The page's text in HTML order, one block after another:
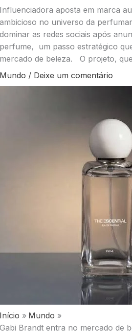
Influenciadora aposta em marca
ambicioso no universo da
dominar as redes sociais após
perfume, um passo estratégico
mercado de beleza. O projeto,
Mundo / Deixe um comentário
Início
Mundo
Gabi Brandt entra no mercado de